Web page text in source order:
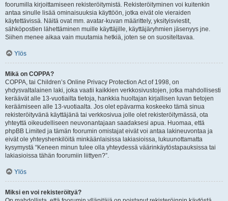
foorumilla kirjoittamiseen rekisteröitymistä. Rekisteröityminen voi kuitenkin
antaa sinulle lisää ominaisuuksia käyttöön, jotka eivät ole vieraiden
käytettävissä. Näitä ovat mm. avatar-kuvan määrittely, yksityisviestit,
sähköpostien lähettäminen muille käyttäjille, käyttäjäryhmien jäsenyys jne.
Siihen menee aikaa vain muutamia hetkiä, joten se on suositeltavaa.
Ylös
Mikä on COPPA?
COPPA, tai Children’s Online Privacy Protection Act of 1998, on
yhdysvaltalainen laki, joka vaatii kaikkien verkkosivustojen, jotka mahdollisesti
keräävät alle 13-vuotiailta tietoja, hankkia huoltajan kirjallisen luvan tietojen
keräämiseen alle 13-vuotiaalta. Jos olet epävarma koskeeko tämä sinua
rekisteröityvänä käyttäjänä tai verkkosivua jolle olet rekisteröitymässä, ota
yhteyttä oikeudelliseen neuvonantajaan saadaksesi apua. Huomaa, että
phpBB Limited ja tämän foorumin omistajat eivät voi antaa lakineuvontaa ja
eivät ole yhteyshenkilöitä minkäänlaisissa lakiasioissa, lukuunottamatta
kysymystä “Keneen minun tulee olla yhteydessä väärinkäytöstapauksissa tai
lakiasioissa tähän foorumiin liittyen?”.
Ylös
Miksi en voi rekisteröityä?